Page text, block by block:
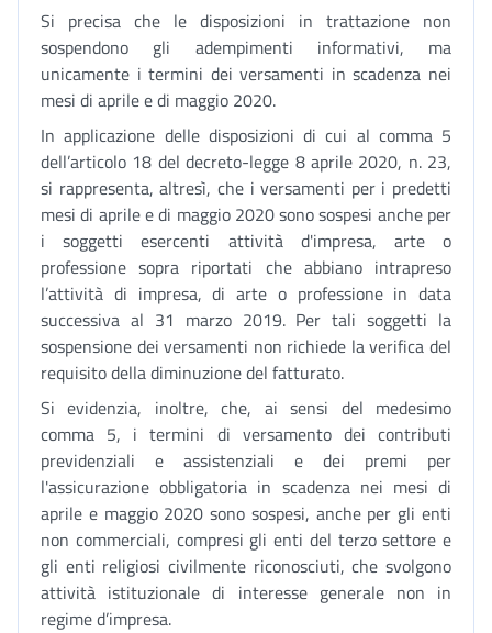
Si precisa che le disposizioni in trattazione non
sospendono gli adempimenti informativi, ma
unicamente i termini dei versamenti in scadenza nei
mesi di aprile e di maggio 2020.
In applicazione delle disposizioni di cui al comma 5
dell’articolo 18 del decreto-legge 8 aprile 2020, n. 23,
si rappresenta, altresì, che i versamenti per i predetti
mesi di aprile e di maggio 2020 sono sospesi anche per
i soggetti esercenti attività d'impresa, arte o
professione sopra riportati che abbiano intrapreso
l’attività di impresa, di arte o professione in data
successiva al 31 marzo 2019. Per tali soggetti la
sospensione dei versamenti non richiede la verifica del
requisito della diminuzione del fatturato.
Si evidenzia, inoltre, che, ai sensi del medesimo
comma 5, i termini di versamento dei contributi
previdenziali e assistenziali e dei premi per
l'assicurazione obbligatoria in scadenza nei mesi di
aprile e maggio 2020 sono sospesi, anche per gli enti
non commerciali, compresi gli enti del terzo settore e
gli enti religiosi civilmente riconosciuti, che svolgono
attività istituzionale di interesse generale non in
regime d’impresa.